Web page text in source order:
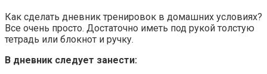
Как сделать дневник тренировок в домашних условиях?
Все очень просто. Достаточно иметь под рукой толстую
тетрадь или блокнот и ручку.
В дневник следует занести: